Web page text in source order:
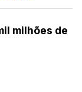
milhões de